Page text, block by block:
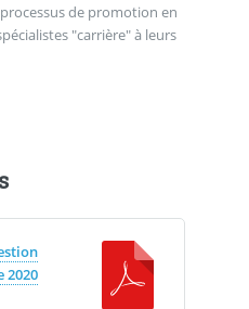
de promotion en
"carrière" à leurs
2020